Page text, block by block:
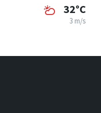
32°C
3 m/s